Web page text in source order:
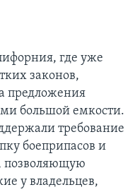
где уже
законов,
предложения
большой емкости.
требование
боеприпасов и
позволяющую
у владельцев,